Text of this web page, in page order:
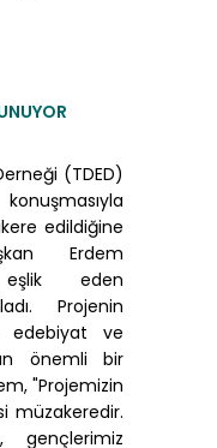
(TDED)
edildiğine
Erdem
eşlik eden
Projenin
edebiyat ve
önemli bir
"Projemizin
müzakeredir.
gençlerimiz